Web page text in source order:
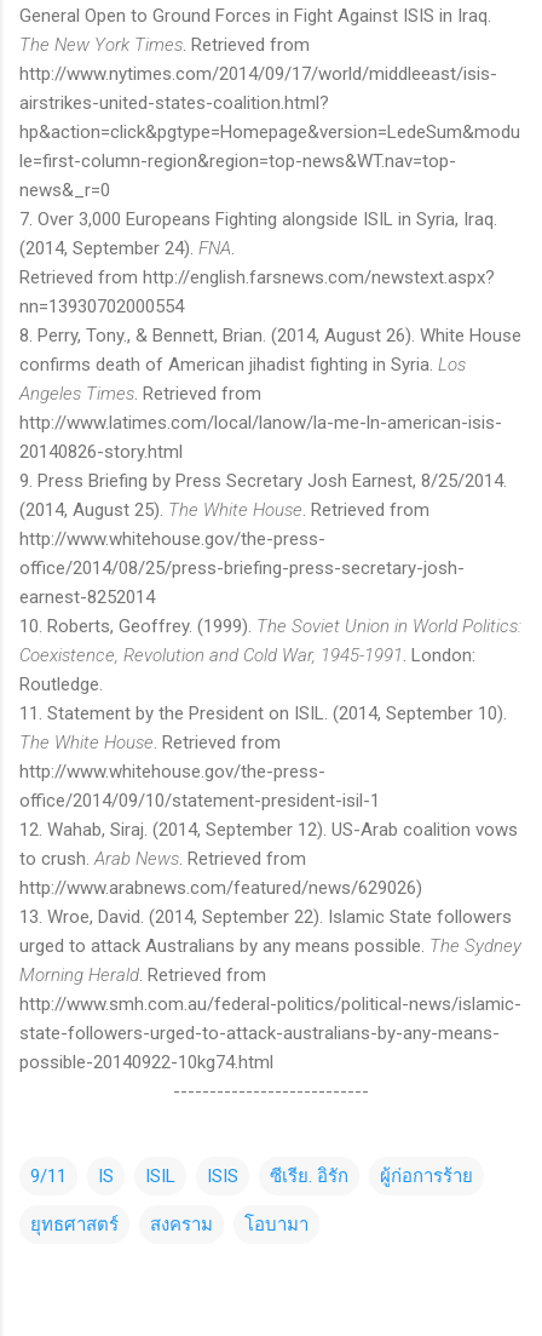
General Open to Ground Forces in Fight Against ISIS in Iraq.
The New York Times. Retrieved from
http://www.nytimes.com/2014/09/17/world/middleeast/isis-
airstrikes-united-states-coalition.html?
hp&action=click&pgtype=Homepage&version=LedeSum&modu
le=first-column-region&region=top-news&WT.nav=top-
news&_r=0
7. Over 3,000 Europeans Fighting alongside ISIL in Syria, Iraq.
(2014, September 24). FNA.
Retrieved from http://english.farsnews.com/newstext.aspx?
nn=13930702000554
8. Perry, Tony., & Bennett, Brian. (2014, August 26). White House
confirms death of American jihadist fighting in Syria. Los
Angeles Times. Retrieved from
http://www.latimes.com/local/lanow/la-me-ln-american-isis-
20140826-story.html
9. Press Briefing by Press Secretary Josh Earnest, 8/25/2014.
(2014, August 25). The White House. Retrieved from
http://www.whitehouse.gov/the-press-
office/2014/08/25/press-briefing-press-secretary-josh-
earnest-8252014
10. Roberts, Geoffrey. (1999). The Soviet Union in World Politics:
Coexistence, Revolution and Cold War, 1945-1991. London:
Routledge.
11. Statement by the President on ISIL. (2014, September 10).
The White House. Retrieved from
http://www.whitehouse.gov/the-press-
office/2014/09/10/statement-president-isil-1
12. Wahab, Siraj. (2014, September 12). US-Arab coalition vows
to crush.Arab News. Retrieved from
http://www.arabnews.com/featured/news/629026)
13. Wroe, David. (2014, September 22). Islamic State followers
urged to attack Australians by any means possible. The Sydney
Morning Herald. Retrieved from
http://www.smh.com.au/federal-politics/political-news/islamic-
state-followers-urged-to-attack-australians-by-any-means-
possible-20140922-10kg74.html
---------------------------
9/11 IS ISIL ISIS ซีเรีย. อิรัก ผู้ก่อการร้าย
ยุทธศาสตร์ สงคราม โอบามา